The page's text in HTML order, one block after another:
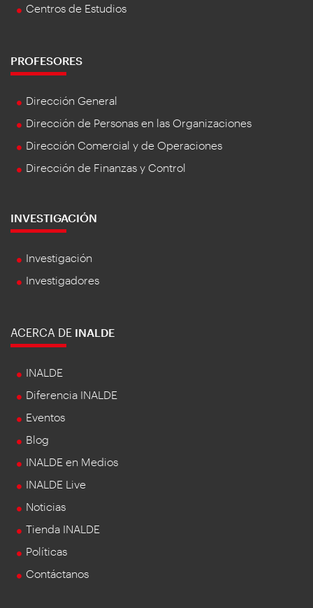
Centros de Estudios
PROFESORES
Dirección General
Dirección de Personas en las Organizaciones
Dirección Comercial y de Operaciones
Dirección de Finanzas y Control
INVESTIGACIÓN
Investigación
Investigadores
ACERCA DE INALDE
INALDE
Diferencia INALDE
Eventos
Blog
INALDE en Medios
INALDE Live
Noticias
Tienda INALDE
Políticas
Contáctanos